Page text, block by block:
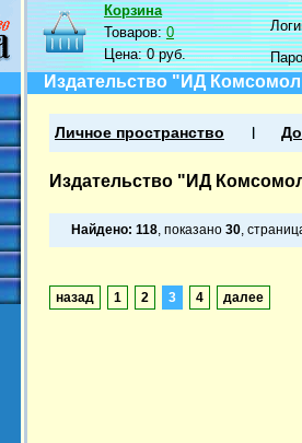
Корзина
Товаров:0
Цена:0 руб.
Издательство "ИД
Личное пространство
Издательство "ИД
Найдено: 118, показано 30,
назад 1 2 3 4 далее